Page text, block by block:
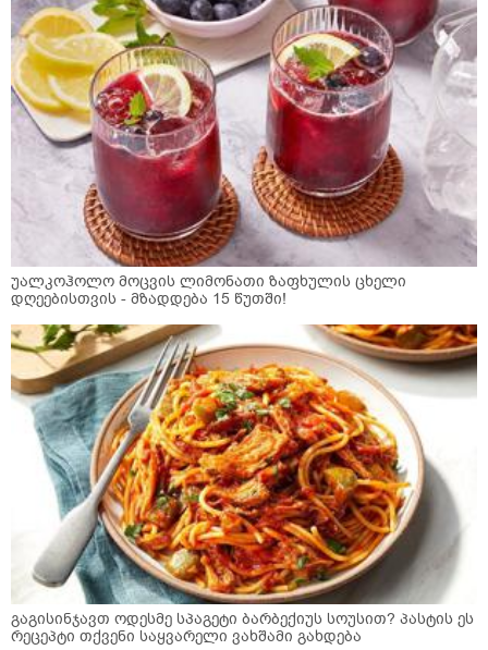
უალკოჰოლო მოცვის ლიმონათი ზაფხულის ცხელი
დღეებისთვის - მზადდება 15 წუთში!
გაგისინჯავთ ოდესმე სპაგეტი ბარბექიუს სოუსით? პასტის ეს
რეცეპტი თქვენი საყვარელი ვახშამი გახდება